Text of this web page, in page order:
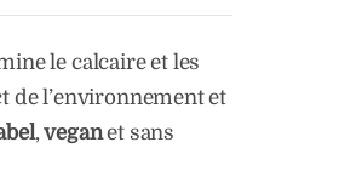
le calcaire et les
de l’environnement et
,veganet sans